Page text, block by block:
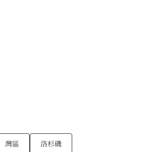
灣區 洛杉磯